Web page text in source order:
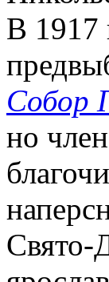
В 1917
Собор
но
Свято-